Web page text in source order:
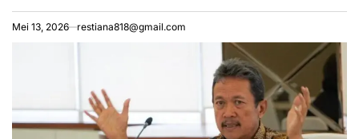
Mei 13, 2026 restiana818@gmail.com